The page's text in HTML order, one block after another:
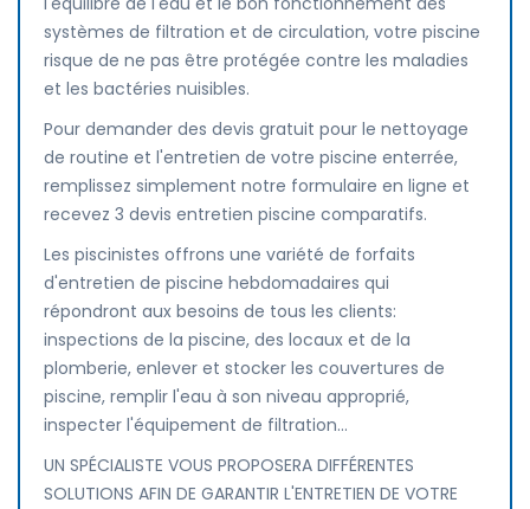
systèmes de filtration et de circulation, votre piscine
risque de ne pas être protégée contre les maladies
et les bactéries nuisibles.
Pour demander des devis gratuit pour le nettoyage
de routine et l'entretien de votre piscine enterrée,
remplissez simplement notre formulaire en ligne et
recevez 3 devis entretien piscine comparatifs.
Les piscinistes offrons une variété de forfaits
d'entretien de piscine hebdomadaires qui
répondront aux besoins de tous les clients:
inspections de la piscine, des locaux et de la
plomberie, enlever et stocker les couvertures de
piscine, remplir l'eau à son niveau approprié,
inspecter l'équipement de filtration...
UN SPÉCIALISTE VOUS PROPOSERA DIFFÉRENTES
SOLUTIONS AFIN DE GARANTIR L'ENTRETIEN DE VOTRE